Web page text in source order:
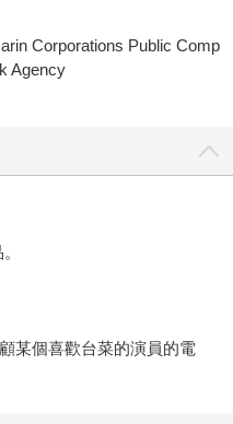
Corporations Public Comp
Agency
某個喜歡台菜的演員的電